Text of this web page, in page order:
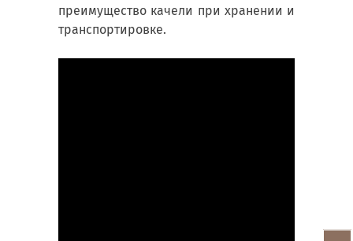
преимущество качели при хранении и
транспортировке.